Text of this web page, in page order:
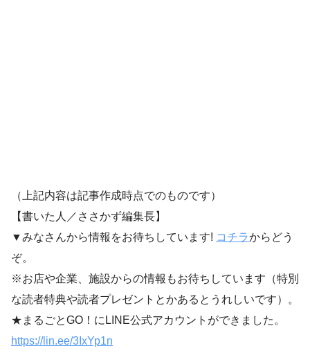
（上記内容は記事作成時点でのものです）
【書いた人／ささかず編集長】
▼みなさんから情報をお待ちしています! コチラからどう
ぞ。
※お店や企業、施設からの情報もお待ちしています（特別
な読者特典や読者プレゼントとかあるとうれしいです）。
★まるごとGO！にLINE公式アカウントができました。
https://lin.ee/3IxYp1n